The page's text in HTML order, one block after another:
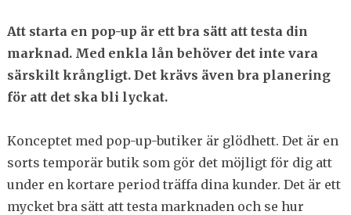
Att starta en pop-up är ett bra sätt att testa din
marknad. Med enkla lån behöver det inte vara
särskilt krångligt. Det krävs även bra planering
för att det ska bli lyckat.
Konceptet med pop-up-butiker är glödhett. Det är en
sorts temporär butik som gör det möjligt för dig att
under en kortare period träffa dina kunder. Det är ett
mycket bra sätt att testa marknaden och se hur